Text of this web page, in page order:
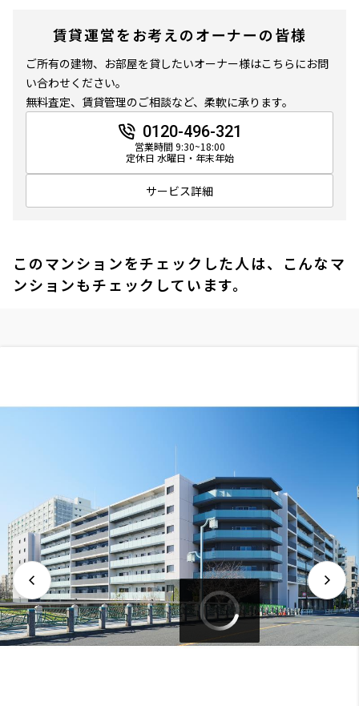
賃貸運営をお考えのオーナーの皆様
ご所有の建物、お部屋を貸したいオーナー様はこちらにお問
い合わせください。
無料査定、賃貸管理のご相談など、柔軟に承ります。
0120-496-321
営業時間 9:30~18:00
定休日 水曜日・年末年始
サービス詳細
このマンションをチェックした人は、こんなマ
ンションもチェックしています。